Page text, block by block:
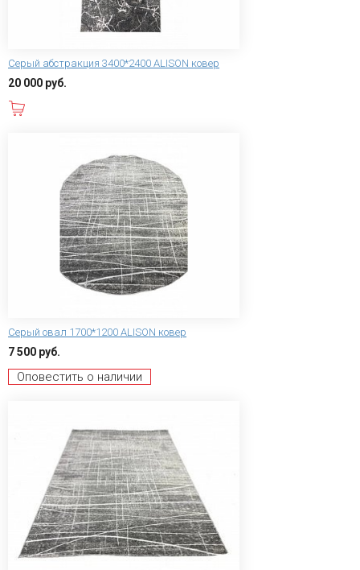
Серый абстракция 3400*2400 ALISON ковер
20 000 руб.
Серый овал 1700*1200 ALISON ковер
7 500 руб.
Оповестить о наличии